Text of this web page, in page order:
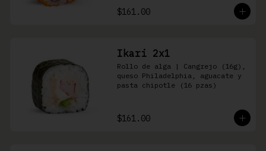
$161.00
Ikari 2x1
Rollo de alga | Cangrejo (16g),
queso Philadelphia, aguacate y
pasta chipotle (16 pzas)
$161.00